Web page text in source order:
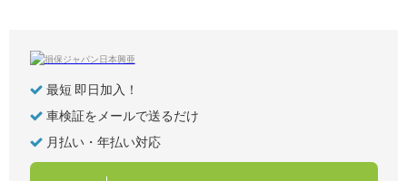
最短 即日加入！
車検証をメールで送るだけ
月払い・年払い対応